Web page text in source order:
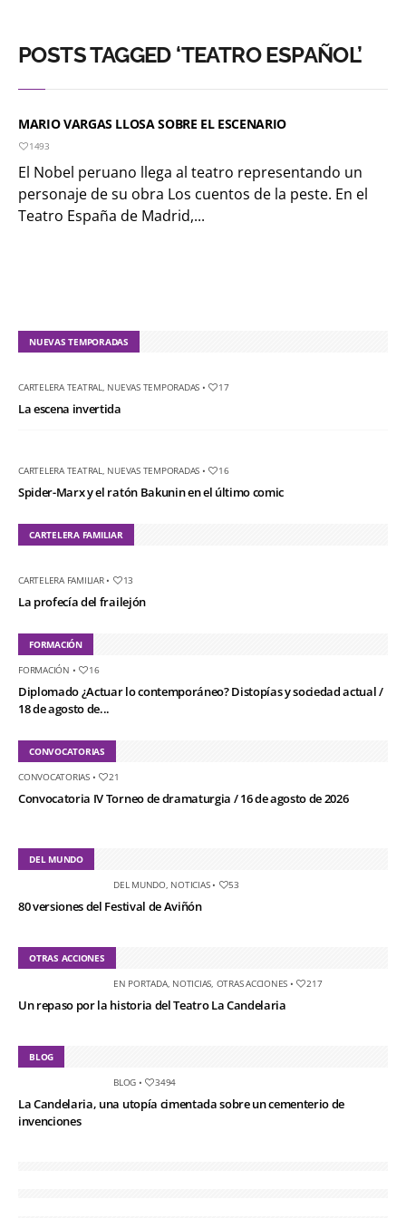
POSTS TAGGED ‘TEATRO ESPAÑOL’
MARIO VARGAS LLOSA SOBRE EL ESCENARIO
1493
El Nobel peruano llega al teatro representando un
personaje de su obra Los cuentos de la peste. En el
Teatro España de Madrid,...
NUEVAS TEMPORADAS
CARTELERA TEATRAL NUEVAS TEMPORADAS • 17
La escena invertida
CARTELERA TEATRAL NUEVAS TEMPORADAS • 16
Spider-Marx y el ratón Bakunin en el último comic
CARTELERA FAMILIAR
CARTELERA FAMILIAR• 13
La profecía del frailejón
FORMACIÓN
FORMACIÓN • 16
Diplomado ¿Actuar lo contemporáneo? Distopías y sociedad actual /
18 de agosto de...
CONVOCATORIAS
CONVOCATORIAS• 21
Convocatoria IV Torneo de dramaturgia / 16 de agosto de 2026
DEL MUNDO
DEL MUNDO, NOTICIAS• 53
80 versiones del Festival de Aviñón
OTRAS ACCIONES
EN PORTADA, NOTICIAS OTRAS ACCIONES • 217
Un repaso por la historia del Teatro La Candelaria
BLOG
BLOG • 3494
La Candelaria, una utopía cimentada sobre un cementerio de
invenciones